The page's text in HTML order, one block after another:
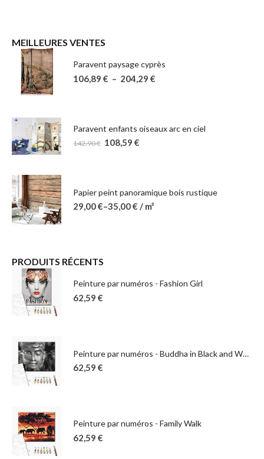
MEILLEURES VENTES
Paravent paysage cyprès
106,89 € – 204,29 €
Paravent enfants oiseaux arc en ciel
142,90€ 108,59 €
Papier peint panoramique bois rustique
29,00€–35,00€ / m²
PRODUITS RÉCENTS
Peinture par numéros - Fashion Girl
62,59 €
Peinture par numéros - Buddha in Black and White
62,59 €
Peinture par numéros - Family Walk
62,59 €